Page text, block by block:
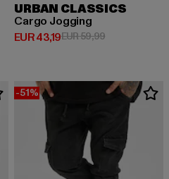
59,99
URBAN CLASSICS
Cargo Jogging
EUR 43,19
Huidige prijs: EUR 43,19
EUR 59,99Actieprijs:
-51%